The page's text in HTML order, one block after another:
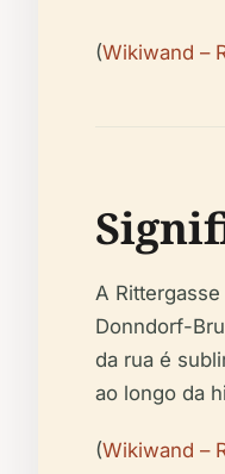
(Wikiwand –
A
Donndorf-
da rua é
ao longo da
(Wikiwand –